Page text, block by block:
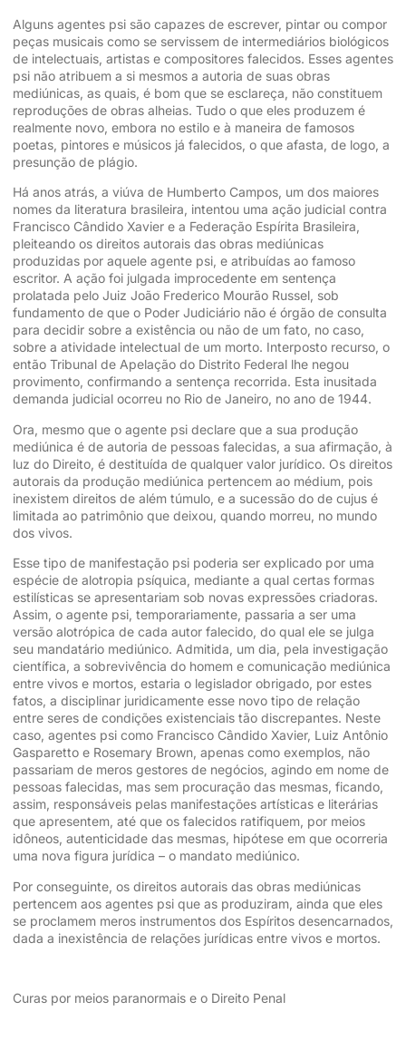
Alguns agentes psi são capazes de escrever, pintar ou compor
peças musicais como se servissem de intermediários biológicos
de intelectuais, artistas e compositores falecidos. Esses agentes
psi não atribuem a si mesmos a autoria de suas obras
mediúnicas, as quais, é bom que se esclareça, não constituem
reproduções de obras alheias. Tudo o que eles produzem é
realmente novo, embora no estilo e à maneira de famosos
poetas, pintores e músicos já falecidos, o que afasta, de logo, a
presunção de plágio.
Há anos atrás, a viúva de Humberto Campos, um dos maiores
nomes da literatura brasileira, intentou uma ação judicial contra
Francisco Cândido Xavier e a Federação Espírita Brasileira,
pleiteando os direitos autorais das obras mediúnicas
produzidas por aquele agente psi, e atribuídas ao famoso
escritor. A ação foi julgada improcedente em sentença
prolatada pelo Juiz João Frederico Mourão Russel, sob
fundamento de que o Poder Judiciário não é órgão de consulta
para decidir sobre a existência ou não de um fato, no caso,
sobre a atividade intelectual de um morto. Interposto recurso, o
então Tribunal de Apelação do Distrito Federal lhe negou
provimento, confirmando a sentença recorrida. Esta inusitada
demanda judicial ocorreu no Rio de Janeiro, no ano de 1944.
Ora, mesmo que o agente psi declare que a sua produção
mediúnica é de autoria de pessoas falecidas, a sua afirmação, à
luz do Direito, é destituída de qualquer valor jurídico. Os direitos
autorais da produção mediúnica pertencem ao médium, pois
inexistem direitos de além túmulo, e a sucessão do de cujus é
limitada ao patrimônio que deixou, quando morreu, no mundo
dos vivos.
Esse tipo de manifestação psi poderia ser explicado por uma
espécie de alotropia psíquica, mediante a qual certas formas
estilísticas se apresentariam sob novas expressões criadoras.
Assim, o agente psi, temporariamente, passaria a ser uma
versão alotrópica de cada autor falecido, do qual ele se julga
seu mandatário mediúnico. Admitida, um dia, pela investigação
científica, a sobrevivência do homem e comunicação mediúnica
entre vivos e mortos, estaria o legislador obrigado, por estes
fatos, a disciplinar juridicamente esse novo tipo de relação
entre seres de condições existenciais tão discrepantes. Neste
caso, agentes psi como Francisco Cândido Xavier, Luiz Antônio
Gasparetto e Rosemary Brown, apenas como exemplos, não
passariam de meros gestores de negócios, agindo em nome de
pessoas falecidas, mas sem procuração das mesmas, ficando,
assim, responsáveis pelas manifestações artísticas e literárias
que apresentem, até que os falecidos ratifiquem, por meios
idôneos, autenticidade das mesmas, hipótese em que ocorreria
uma nova figura jurídica – o mandato mediúnico.
Por conseguinte, os direitos autorais das obras mediúnicas
pertencem aos agentes psi que as produziram, ainda que eles
se proclamem meros instrumentos dos Espíritos desencarnados,
dada a inexistência de relações jurídicas entre vivos e mortos.
Curas por meios paranormais e o Direito Penal